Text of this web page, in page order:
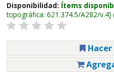
Disponibilidad: Ítems
topográfica: 621.374.5/A282/v.4
Hacer